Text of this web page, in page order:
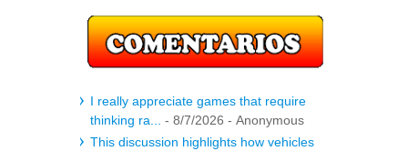
I really appreciate games that require
thinking ra...
- 8/7/2026 - Anonymous
This discussion highlights how vehicles